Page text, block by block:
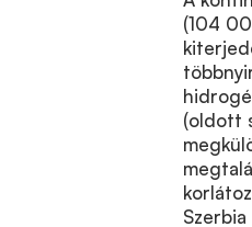
(104
(oldott